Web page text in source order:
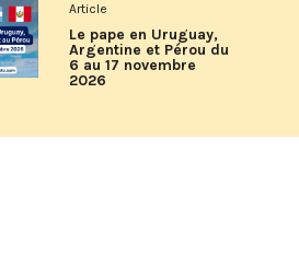
Article
Le pape en Uruguay,
Argentine et Pérou du
6 au 17 novembre
2026